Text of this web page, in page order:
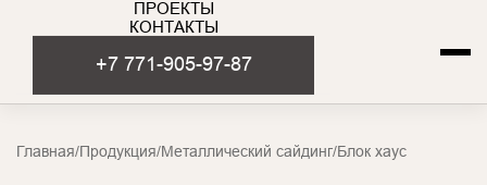
ПРОЕКТЫ
КОНТАКТЫ
+7 771-905-97-87
Главная/Продукция/Металлический сайдинг/Блок хаус